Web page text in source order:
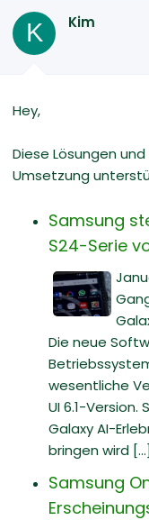
K Kim
Hey,
Diese Lösungen
Umsetzung
Samsung
S24-Serie
Die neue
wesentliche
UI 6.1-
Galaxy AI-
bringen wird [...]
Samsung